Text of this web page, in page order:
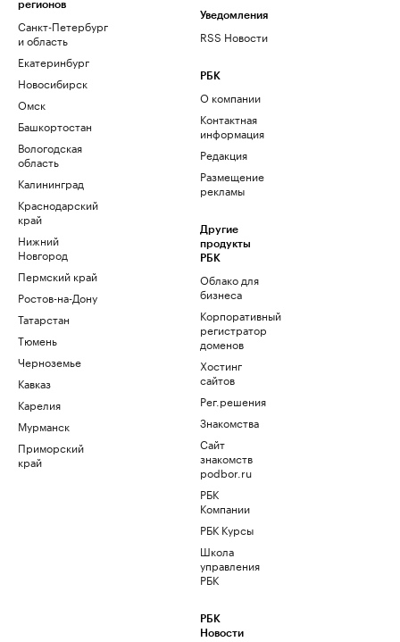
регионов
Санкт-Петербург
и область
Екатеринбург
Новосибирск
Омск
Башкортостан
Вологодская
область
Калининград
Краснодарский
край
Нижний
Новгород
Пермский край
Ростов-на-Дону
Татарстан
Тюмень
Черноземье
Кавказ
Карелия
Мурманск
Приморский
край
Уведомления
RSS Новости
РБК
О компании
Контактная
информация
Редакция
Размещение
рекламы
Другие
продукты
РБК
Облако для
бизнеса
Корпоративный
регистратор
доменов
Хостинг
сайтов
Рег.решения
Знакомства
Сайт
знакомств
podbor.ru
РБК
Компании
РБК Курсы
Школа
управления
РБК
РБК
Новости